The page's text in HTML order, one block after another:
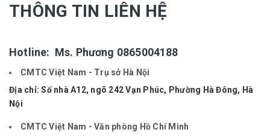
THÔNG TIN LIÊN HỆ
Hotline: Ms. Phương 0865004188
CMTC Việt Nam - Trụ sở Hà Nội
Địa chỉ:Số nhà A12, ngõ 242 Vạn Phúc, Phường Hà Đông, Hà
Nội
CMTC Việt Nam - Văn phòng Hồ Chí Minh